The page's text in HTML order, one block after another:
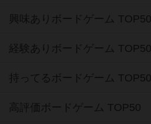
興味ありボードゲーム TOP50
経験ありボードゲーム TOP50
持ってるボードゲーム TOP50
高評価ボードゲーム TOP50